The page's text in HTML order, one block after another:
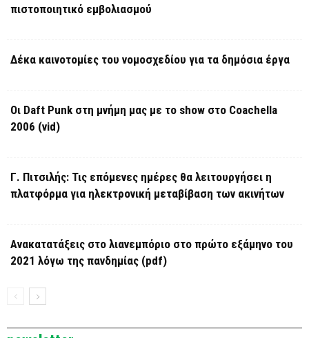
πιστοποιητικό εμβολιασμού
Δέκα καινοτομίες του νομοσχεδίου για τα δημόσια έργα
Οι Daft Punk στη μνήμη μας με το show στο Coachella
2006 (vid)
Γ. Πιτσιλής: Τις επόμενες ημέρες θα λειτουργήσει η
πλατφόρμα για ηλεκτρονική μεταβίβαση των ακινήτων
Ανακατατάξεις στο λιανεμπόριο στο πρώτο εξάμηνο του
2021 λόγω της πανδημίας (pdf)